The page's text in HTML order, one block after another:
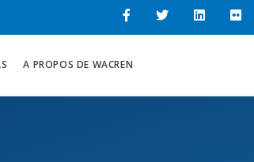
A PROPOS DE WACREN